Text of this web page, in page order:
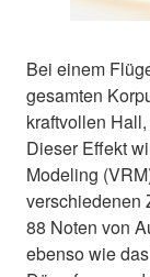
Bei einem
gesamten
kraftvollen
Dieser Effekt
Modeling
verschiedenen
88 Noten von
ebenso wie